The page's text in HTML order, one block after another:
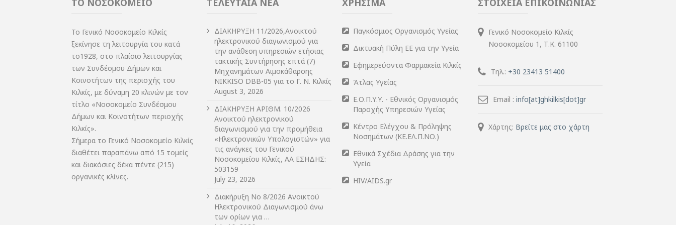
Το Γενικό Νοσοκομείο Κιλκίς
ξεκίνησε τη λειτουργία του κατά
το1928, στο πλαίσιο λειτουργίας
των Συνδέσμου Δήμων και
Κοινοτήτων της περιοχής του
Κιλκίς, με δύναμη 20 κλινών με τον
τίτλο «Νοσοκομείο Συνδέσμου
Δήμων και Κοινοτήτων περιοχής
Κιλκίς».
Σήμερα το Γενικό Νοσοκομείο Κιλκίς
διαθέτει παραπάνω από 15 τομείς
και διακόσιες δέκα πέντε (215)
οργανικές κλίνες.
ΔIΑΚΗΡΥΞΗ 11/2026,Ανοικτού
ηλεκτρονικού διαγωνισμού για
την ανάθεση υπηρεσιών ετήσιας
τακτικής Συντήρησης επτά (7)
Μηχανημάτων Αιμοκάθαρσης
NIKKISO DBB-05 για το Γ. Ν. Κιλκίς
August 3, 2026
ΔIΑΚΗΡΥΞΗ ΑΡIΘΜ. 10/2026
Ανοικτού ηλεκτρονικού
διαγωνισμού για την προμήθεια
«Ηλεκτρονικών Υπολογιστών» για
τις ανάγκες του Γενικού
Νοσοκομείου Κιλκίς, ΑΑ ΕΣΗΔΗΣ:
503159
July 23, 2026
Διακήρυξη Νο 8/2026 Ανοικτού
Ηλεκτρονικού Διαγωνισμού άνω
των ορίων για …
Παγκόσμιος Οργανισμός Υγείας
Δικτυακή Πύλη ΕΕ για την Υγεία
Εφημερεύοντα Φαρμακεία Κιλκίς
Άτλας Υγείας
Ε.Ο.Π.Υ.Υ. - Εθνικός Οργανισμός
Παροχής Υπηρεσιών Υγείας
Κέντρο Ελέγχου & Πρόληψης
Νοσημάτων (ΚΕ.ΕΛ.Π.ΝΟ.)
Εθνικά Σχέδια Δράσης για την
Υγεία
HIV/AIDS.gr
Γενικό Νοσοκομείο Κιλκίς
Νοσοκομείου 1, Τ.Κ. 61100
Τηλ.: +30 23413 51400
Email : info[at]ghkilkis[dot]gr
Χάρτης: Βρείτε μας στο χάρτη